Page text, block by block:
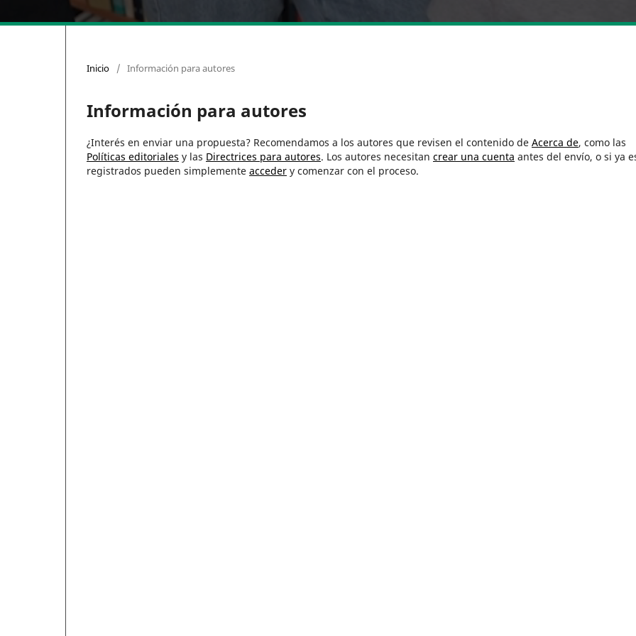
Inicio / Información para autores
Información para autores
¿Interés en enviar una propuesta? Recomendamos a los autores que revisen el contenido de Acerca de, como las
Políticas editoriales y las Directrices para autores. Los autores necesitan crear una cuenta antes del envío, o si ya
registrados pueden simplemente acceder y comenzar con el proceso.